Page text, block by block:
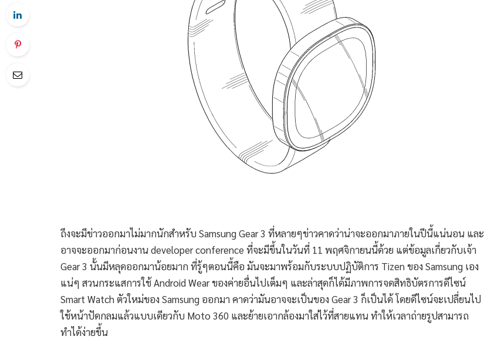
ถึงจะมีข่าวออกมาไม่มากนักสำหรับ Samsung Gear 3 ที่หลายๆข่าวคาดว่าน่าจะออกมาภายในปีนี้แน่นอน และ
อาจจะออกมาก่อนงาน developer conference ที่จะมีขึ้นในวันที่ 11 พฤศจิกายนนี้ด้วย แต่ข้อมูลเกี่ยวกับเจ้า
Gear 3 นั้นมีหลุดออกมาน้อยมาก ที่รู้ๆตอนนี้คือ มันจะมาพร้อมกับระบบปฏิบัติการ Tizen ของ Samsung เอง
แน่ๆ สวนกระแสการใช้ Android Wear ของค่ายอื่นไปเต็มๆ และล่าสุดก็ได้มีภาพการจดสิทธิบัตรการดีไซน์
Smart Watch ตัวใหม่ของ Samsung ออกมา คาดว่ามันอาจจะเป็นของ Gear 3 ก็เป็นได้ โดยดีไซน์จะเปลี่ยนไป
ใช้หน้าปัดกลมแล้วแบบเดียวกับ Moto 360 และย้ายเอากล้องมาใส่ไว้ที่สายแทน ทำให้เวลาถ่ายรูปสามารถ
ทำได้ง่ายขึ้น